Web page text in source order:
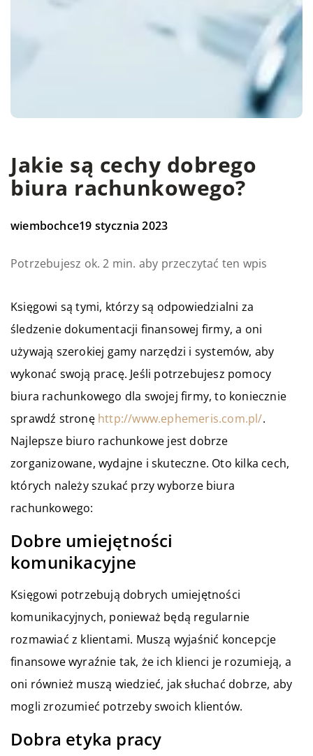
Jakie są cechy dobrego
biura rachunkowego?
wiembochce19 stycznia 2023
Potrzebujesz ok. 2 min. aby przeczytać ten wpis
Księgowi są tymi, którzy są odpowiedzialni za
śledzenie dokumentacji finansowej firmy, a oni
używają szerokiej gamy narzędzi i systemów, aby
wykonać swoją pracę. Jeśli potrzebujesz pomocy
biura rachunkowego dla swojej firmy, to koniecznie
sprawdź stronę http://www.ephemeris.com.pl/.
Najlepsze biuro rachunkowe jest dobrze
zorganizowane, wydajne i skuteczne. Oto kilka cech,
których należy szukać przy wyborze biura
rachunkowego:
Dobre umiejętności
komunikacyjne
Księgowi potrzebują dobrych umiejętności
komunikacyjnych, ponieważ będą regularnie
rozmawiać z klientami. Muszą wyjaśnić koncepcje
finansowe wyraźnie tak, że ich klienci je rozumieją, a
oni również muszą wiedzieć, jak słuchać dobrze, aby
mogli zrozumieć potrzeby swoich klientów.
Dobra etyka pracy